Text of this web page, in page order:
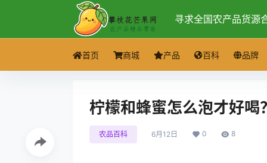
寻求全国农产品货源
首页 商城 产品 百科 品牌
柠檬和蜂蜜怎么泡才好喝
农品百科 6月12日 0 8